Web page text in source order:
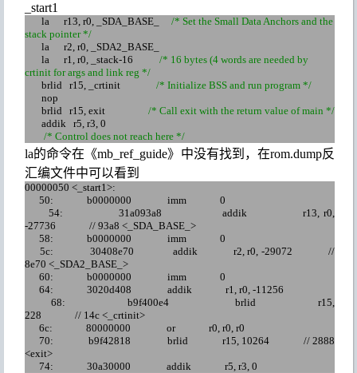
_start1
la r13, r0, _SDA_BASE_ /* Set the Small Data Anchors and the
stack pointer */
la r2, r0, _SDA2_BASE_
la r1, r0, _stack-16 /* 16 bytes (4 words are needed by
crtinit for args and link reg */
brlid r15, _crtinit /* Initialize BSS and run program */
nop
brlid r15, exit /* Call exit with the return value of main */
addik r5, r3, 0
/* Control does not reach here */
la的命令在《mb_ref_guide》中没有找到，在rom.dump反
汇编文件中可以看到
00000050 <_start1>:
50:
b0000000 imm
0
54:
31a093a8 addik
r13, r0,
-27736
// 93a8 <_SDA_BASE_>
58:
b0000000 imm
0
5c: 30408e70 addik r2, r0, -29072
//
8e70 <_SDA2_BASE_>
60:
b0000000 imm
0
64:
3020d408 addik
r1, r0, -11256
68:
b9f400e4 brlid
r15,
228
// 14c <_crtinit>
6c: 80000000 or
r0, r0, r0
70:
b9f42818 brlid r15, 10264
// 2888
<exit>
74:
30a30000 addik r5, r3, 0